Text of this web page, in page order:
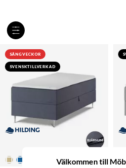
Välkommen till
SÄNGVECKOR
SVENSKTILLVERKAD